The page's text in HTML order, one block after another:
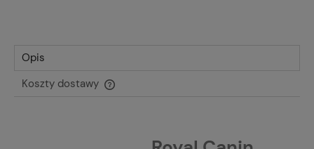
Opis
Koszty dostawy
Cena nie zawiera ewentualnych kosztów płatności